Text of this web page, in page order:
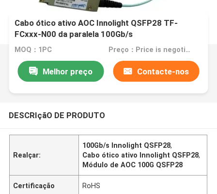
Cabo ótico ativo AOC Innolight QSFP28 TF-
FCxxx-N00 da paralela 100Gb/s
MOQ：1PC Preço：Price is negotiable
Melhor preço Contacte-nos
DESCRIçãO DE PRODUTO
Realçar:
100Gb/s Innolight QSFP28,
Cabo ótico ativo Innolight QSFP28,
Módulo de AOC 100G QSFP28
Certificação RoHS